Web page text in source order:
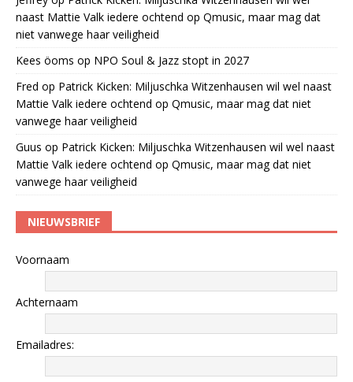
naast Mattie Valk iedere ochtend op Qmusic, maar mag dat
niet vanwege haar veiligheid
Kees öoms op NPO Soul & Jazz stopt in 2027
Fred op Patrick Kicken: Miljuschka Witzenhausen wil wel naast
Mattie Valk iedere ochtend op Qmusic, maar mag dat niet
vanwege haar veiligheid
Guus op Patrick Kicken: Miljuschka Witzenhausen wil wel naast
Mattie Valk iedere ochtend op Qmusic, maar mag dat niet
vanwege haar veiligheid
NIEUWSBRIEF
Voornaam
Achternaam
Emailadres: